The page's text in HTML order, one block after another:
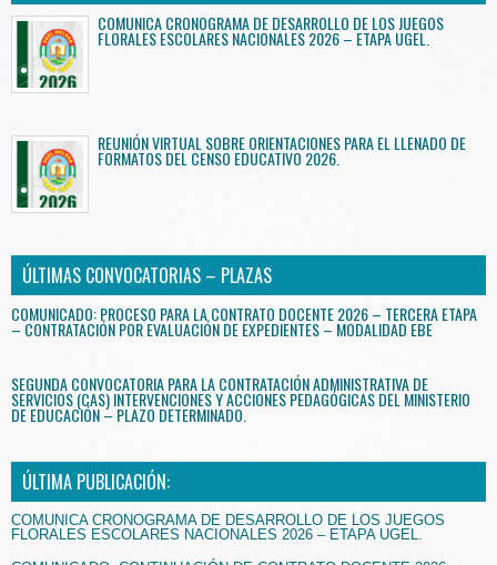
COMUNICA CRONOGRAMA DE DESARROLLO DE LOS JUEGOS
FLORALES ESCOLARES NACIONALES 2026 – ETAPA UGEL.
REUNIÓN VIRTUAL SOBRE ORIENTACIONES PARA EL LLENADO DE
FORMATOS DEL CENSO EDUCATIVO 2026.
ÚLTIMAS CONVOCATORIAS – PLAZAS
COMUNICADO: PROCESO PARA LA CONTRATO DOCENTE 2026 – TERCERA ETAPA
– CONTRATACIÓN POR EVALUACIÓN DE EXPEDIENTES – MODALIDAD EBE
SEGUNDA CONVOCATORIA PARA LA CONTRATACIÓN ADMINISTRATIVA DE
SERVICIOS (CAS) INTERVENCIONES Y ACCIONES PEDAGÓGICAS DEL MINISTERIO
DE EDUCACIÓN – PLAZO DETERMINADO.
ÚLTIMA PUBLICACIÓN:
COMUNICA CRONOGRAMA DE DESARROLLO DE LOS JUEGOS
FLORALES ESCOLARES NACIONALES 2026 – ETAPA UGEL.